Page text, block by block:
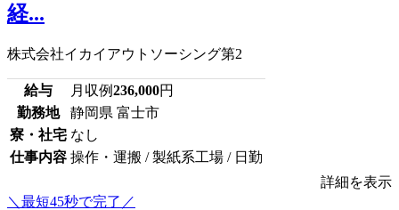
経...
株式会社イカイアウトソーシング第2
給与 月収例236,000円
勤務地
静岡県 富士市
寮・社宅 なし
仕事内容 操作・運搬 / 製紙系工場 / 日勤
詳細を表示
＼最短45秒で完了／